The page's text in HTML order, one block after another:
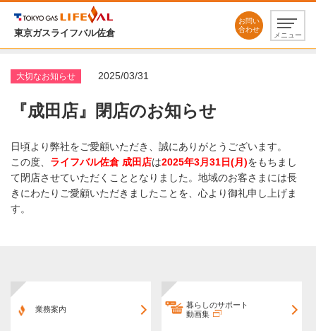
東京ガスライフバル佐倉
お問い
合わせ
メニュー
大切なお知らせ 2025/03/31
『成田店』閉店のお知らせ
日頃より弊社をご愛顧いただき、誠にありがとうございます。
この度、 ライフバル佐倉 成田店は2025年3月31日(月)をもちまし
て閉店させていただくこととなりました。地域のお客さまには長
きにわたりご愛顧いただきましたことを、心より御礼申し上げま
す。
業務案内
暮らしのサポート
動画集